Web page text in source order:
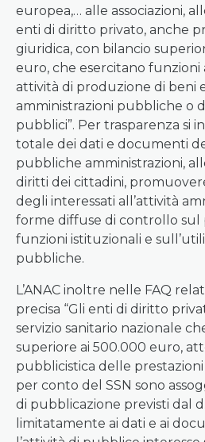
europea,… alle associazioni,
enti di diritto privato, anche
giuridica, con bilancio
euro, che esercitano funzioni
attività di produzione di beni
amministrazioni pubbliche o
pubblici”. Per trasparenza si
totale dei dati e documenti
pubbliche amministrazioni,
diritti dei cittadini,
degli interessati all’attività
forme diffuse di controllo
funzioni istituzionali e
pubbliche.
L’ANAC inoltre nelle FAQ
precisa “Gli enti di diritto
servizio sanitario nazionale
superiore ai 500.000 euro,
pubblicistica delle
per conto del SSN sono
di pubblicazione previsti dal
limitatamente ai dati e ai